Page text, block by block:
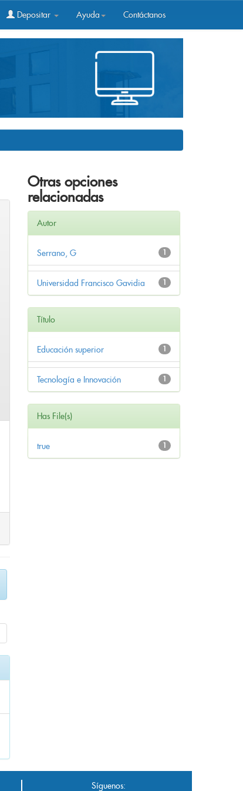
Depositar Ayuda Contáctanos
Otras opciones
relacionadas
Autor
1
Serrano, G
1
Universidad Francisco Gavidia
Título
1
Educación superior
1
Tecnología e Innovación
Has File(s)
1
true
Síguenos: